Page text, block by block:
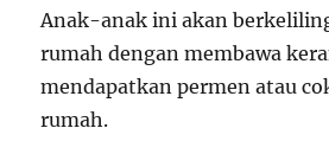
Anak-anak ini akan
rumah dengan membawa
mendapatkan permen atau
rumah.